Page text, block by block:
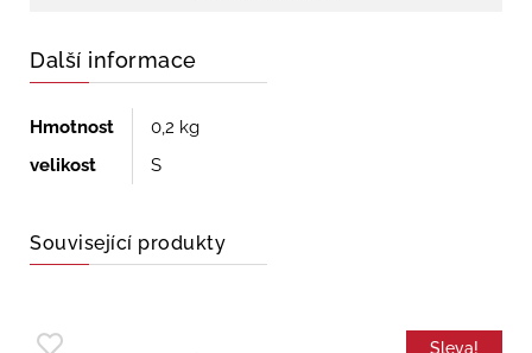
Další informace
Hmotnost
0,2 kg
velikost
S
Související produkty
Sleva!